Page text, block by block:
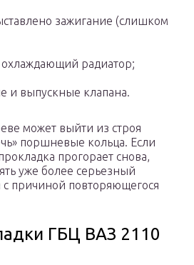
зажигание (слишком
охлаждающий радиатор;
и выпускные клапана.
может выйти из строя
поршневые кольца. Если
прогорает снова,
уже более серьезный
с причиной повторяющегося
ГБЦ ВАЗ 2110